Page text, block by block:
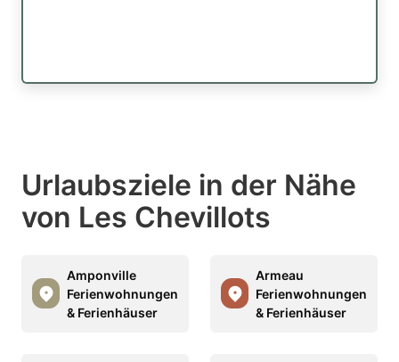
Urlaubsziele in der Nähe
von Les Chevillots
Amponville
Ferienwohnungen
& Ferienhäuser
Armeau
Ferienwohnungen
& Ferienhäuser